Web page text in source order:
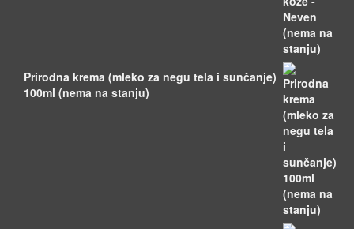
Prirodna krema (mleko za negu tela i sunčanje)
100ml (nema na stanju)